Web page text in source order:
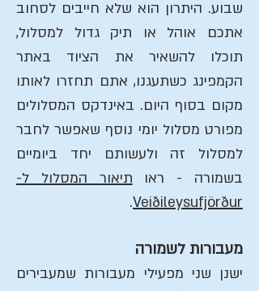
שבוע. היתרון הוא שלא חייבים לסחוב
אתכם אוהל או תיק גדול למסלול,
תוכלו להשאיר את הציוד באתר
הקמפינג כשתעגנו, אתם תחזרו לאותו
מקום בסוף היום. באינדקס המסלולים
מפורט מסלול יומי נוסף שאפשר לחבר
למסלול זה ולעשותם יחד ביומיים
בשמורה - ראו תיאור המסלול ל-
Veiðileysufjörður
.
מעבורות לשמורה
ישנן שני מפעילי מעבורות שמעבירים